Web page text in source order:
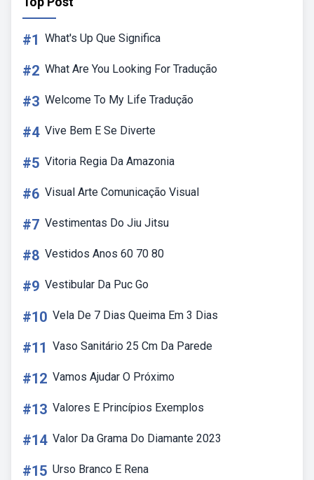
#1 What's Up Que Significa
#2 What Are You Looking For Tradução
#3 Welcome To My Life Tradução
#4 Vive Bem E Se Diverte
#5 Vitoria Regia Da Amazonia
#6 Visual Arte Comunicação Visual
#7 Vestimentas Do Jiu Jitsu
#8 Vestidos Anos 60 70 80
#9 Vestibular Da Puc Go
#10 Vela De 7 Dias Queima Em 3 Dias
#11 Vaso Sanitário 25 Cm Da Parede
#12 Vamos Ajudar O Próximo
#13 Valores E Princípios Exemplos
#14 Valor Da Grama Do Diamante 2023
#15 Urso Branco E Rena